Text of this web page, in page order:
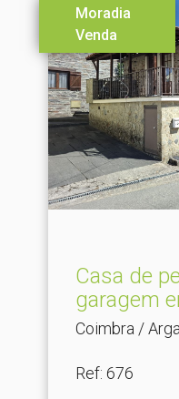
Moradia
Venda
Casa de
garagem
Alque.​..
Coimbra /
Ref: 676